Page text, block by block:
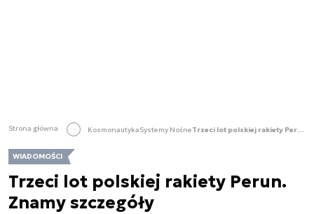
Strona główna KosmonautykaSystemy Nośne Trzeci lot polskiej rakiety Perun. Znamy szczegóły
WIADOMOŚCI
Trzeci lot polskiej rakiety Perun.
Znamy szczegóły